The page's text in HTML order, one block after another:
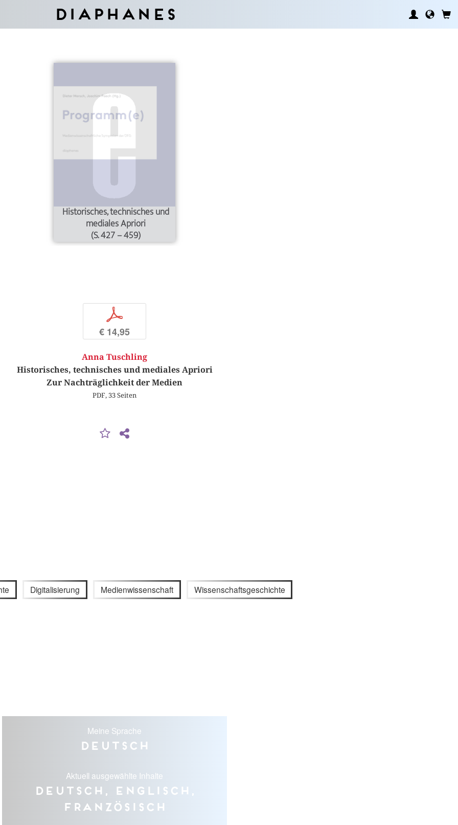
Diaphanes
Historisches, technisches und
mediales Apriori
(S. 427 – 459)
p
€ 14,95
Anna Tuschling
Historisches, technisches und mediales Apriori
Zur Nachträglichkeit der Medien
PDF, 33 Seiten
Digitalisierung Medienwissenschaft Wissenschaftsgeschichte
Meine Sprache
Deutsch
Aktuell ausgewählte Inhalte
Deutsch, Englisch,
Französisch